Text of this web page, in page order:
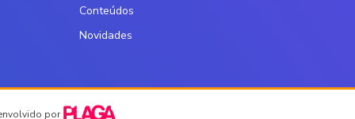
Conteúdos
Novidades
por